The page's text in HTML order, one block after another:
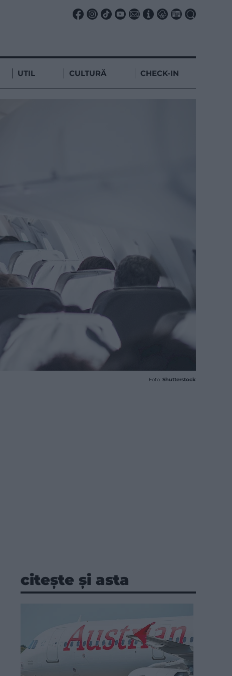
UTIL CULTURĂ CHECK-IN
Foto: Shutterstock
citește și asta